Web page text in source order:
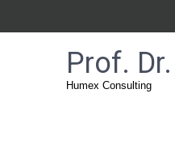
Prof.
Humex Consulting